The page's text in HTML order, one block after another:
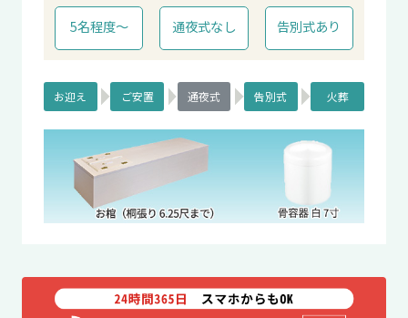
5名程度〜 通夜式なし 告別式あり
お迎え ご安置 通夜式 告別式 火葬